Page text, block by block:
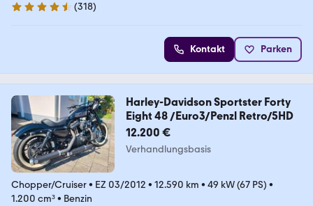
4.7 Sterne
(318)
Kontakt Parken
Harley-Davidson Sportster Forty
Eight 48 /Euro3/Penzl Retro/5HD
12.200 €
Verhandlungsbasis
Chopper/Cruiser• EZ 03/2012 • 12.590 km • 49 kW (67 PS) •
1.200 cm³• Benzin